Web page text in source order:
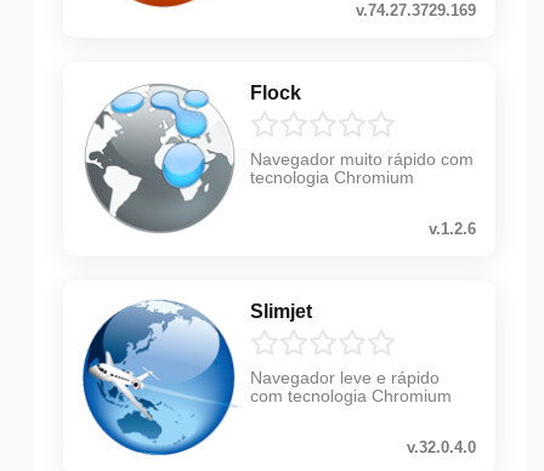
v.74.27.3729.169
Flock
Navegador muito rápido com
tecnologia Chromium
v.1.2.6
Slimjet
Navegador leve e rápido
com tecnologia Chromium
v.32.0.4.0